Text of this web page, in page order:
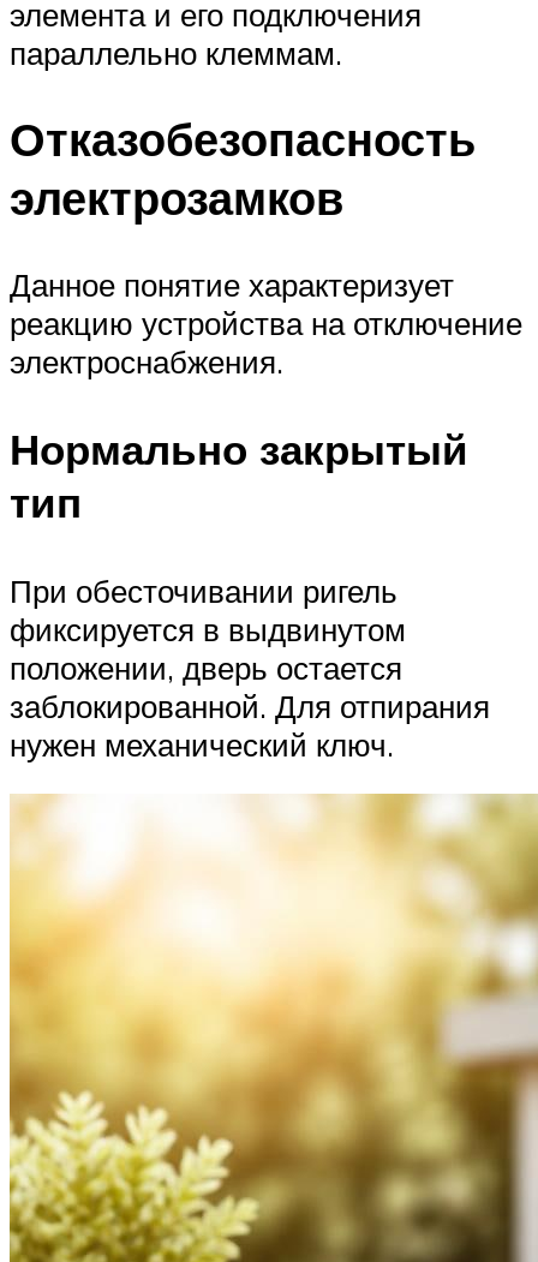
элемента и его подключения
параллельно клеммам.
Отказобезопасность
электрозамков
Данное понятие характеризует
реакцию устройства на отключение
электроснабжения.
Нормально закрытый
тип
При обесточивании ригель
фиксируется в выдвинутом
положении, дверь остается
заблокированной. Для отпирания
нужен механический ключ.